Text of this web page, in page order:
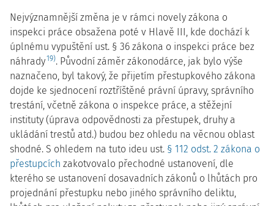
Nejvýznamnější změna je v rámci novely zákona o
inspekci práce obsažena poté v Hlavě III, kde dochází k
úplnému vypuštění ust. § 36 zákona o inspekci práce bez
náhrady19). Původní záměr zákonodárce, jak bylo výše
naznačeno, byl takový, že přijetím přestupkového zákona
dojde ke sjednocení roztříštěné právní úpravy, správního
trestání, včetně zákona o inspekce práce, a stěžejní
instituty (úprava odpovědnosti za přestupek, druhy a
ukládání trestů atd.) budou bez ohledu na věcnou oblast
shodné. S ohledem na tuto ideu ust. § 112 odst. 2 zákona o
přestupcích zakotvovalo přechodné ustanovení, dle
kterého se ustanovení dosavadních zákonů o lhůtách pro
projednání přestupku nebo jiného správního deliktu,